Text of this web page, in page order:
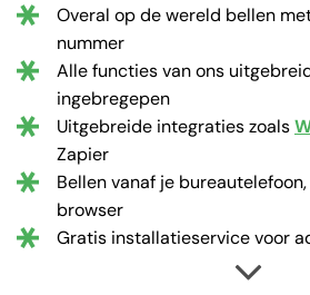
Overal op de wereld bellen
nummer
Alle functies van ons
ingebregepen
Uitgebreide integraties zoals
Zapier
Bellen vanaf je
browser
Gratis installatieservice voor